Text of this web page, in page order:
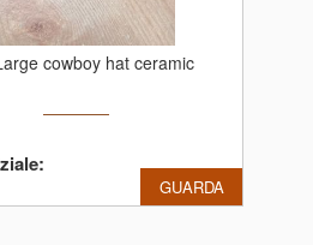
cowboy hat ceramic
GUARDA